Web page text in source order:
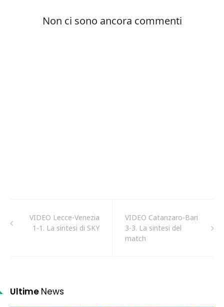
VIDEO Lecce-Venezia
1-1. La sintesi di SKY
VIDEO Catanzaro-Bari
3-3. La sintesi del
match
Ultime News